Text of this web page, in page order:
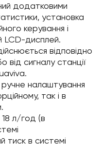
додатковими
установка
керування і
LCD-дисплей.
відповідно
від сигналу станції
налаштування
так і в
18 л/год (в
тиск в системі